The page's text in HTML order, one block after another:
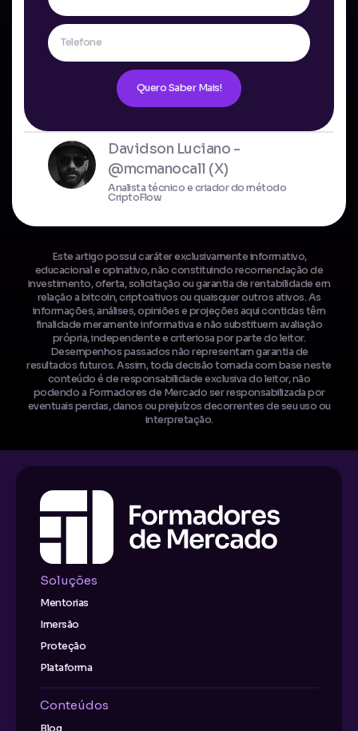
Quero Saber Mais!
Davidson Luciano -
@mcmanocall (X)
Analista técnico e criador do método
CriptoFlow
Este artigo possui caráter exclusivamente informativo,
educacional e opinativo, não constituindo recomendação de
investimento, oferta, solicitação ou garantia de rentabilidade em
relação a bitcoin, criptoativos ou quaisquer outros ativos. As
informações, análises, opiniões e projeções aqui contidas têm
finalidade meramente informativa e não substituem avaliação
própria, independente e criteriosa por parte do leitor.
Desempenhos passados não representam garantia de
resultados futuros. Assim, toda decisão tomada com base neste
conteúdo é de responsabilidade exclusiva do leitor, não
podendo a Formadores de Mercado ser responsabilizada por
eventuais perdas, danos ou prejuízos decorrentes de seu uso ou
interpretação.
Soluções
Mentorias
Imersão
Proteção
Plataforma
Conteúdos
Blog